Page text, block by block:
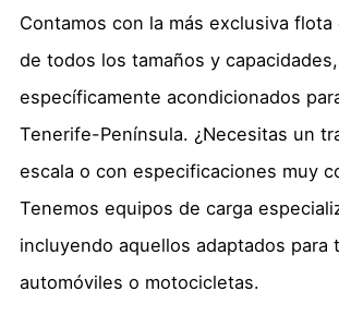
Contamos con la más exclusiva
de todos los tamaños y capacidades,
específicamente acondicionados
Tenerife-Península. ¿Necesitas un
escala o con especificaciones muy
Tenemos equipos de carga
incluyendo aquellos adaptados para
automóviles o motocicletas.